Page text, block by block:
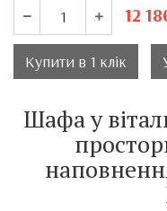
12
Купити в 1 клік
Шафа у